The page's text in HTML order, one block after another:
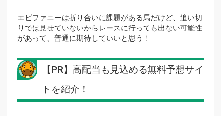
エピファニーは折り合いに課題がある馬だけど、追い切
りでは見せていないからレースに行っても出ない可能性
があって、普通に期待していいと思う！
【PR】高配当も見込める無料予想サイ
トを紹介！